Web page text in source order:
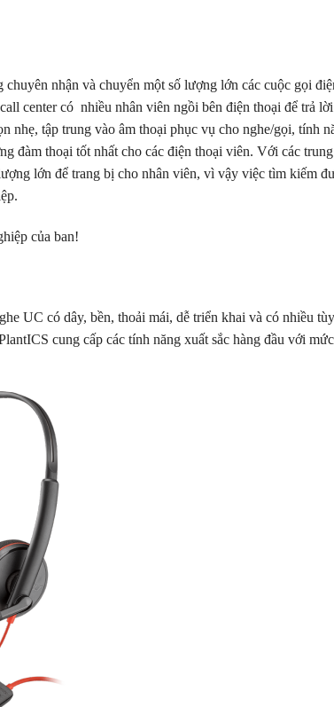
nhận và chuyển một số lượng lớn các cuộc gọi
center có nhiều nhân viên ngồi bên điện thoại để trả lời
nhẹ, tập trung vào âm thoại phục vụ cho nghe/gọi, tính
đàm thoại tốt nhất cho các điện thoại viên. Với các trung
lớn để trang bị cho nhân viên, vì vậy việc tìm kiếm
của ban!
UC có dây, bền, thoải mái, dễ triển khai và có nhiều tùy
cung cấp các tính năng xuất sắc hàng đầu với